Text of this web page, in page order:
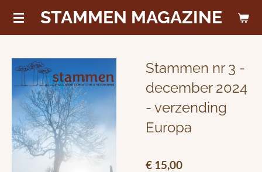
Ga
de
hoofdinhoud
STAMMEN MAGAZINE
Stammen nr 3 -
december 2024
- verzending
Europa
€ 15,00